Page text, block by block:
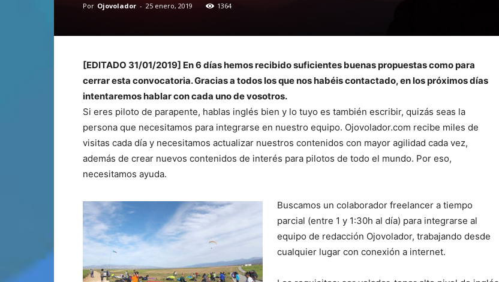
Por Ojovolador - 25 enero, 2019 1364
[EDITADO 31/01/2019] En 6 días hemos recibido suficientes buenas propuestas como para
cerrar esta convocatoria. Gracias a todos los que nos habéis contactado, en los próximos días
intentaremos hablar con cada uno de vosotros.
Si eres piloto de parapente, hablas inglés bien y lo tuyo es también escribir, quizás seas la
persona que necesitamos para integrarse en nuestro equipo. Ojovolador.com recibe miles de
visitas cada día y necesitamos actualizar nuestros contenidos con mayor agilidad cada vez,
además de crear nuevos contenidos de interés para pilotos de todo el mundo. Por eso,
necesitamos ayuda.
Buscamos un colaborador freelancer a tiempo
parcial (entre 1 y 1:30h al día) para integrarse al
equipo de redacción Ojovolador, trabajando desde
cualquier lugar con conexión a internet.